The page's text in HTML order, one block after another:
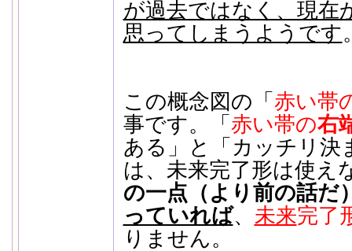
が過去ではなく、現在
思ってしまうようです
この概念図の「 赤い帯
事です。「 赤い帯の右
ある」と「カッチリ決
は、未来完了形は使え
の一点（より前の話だ
っていれば、 未来完了
りません。